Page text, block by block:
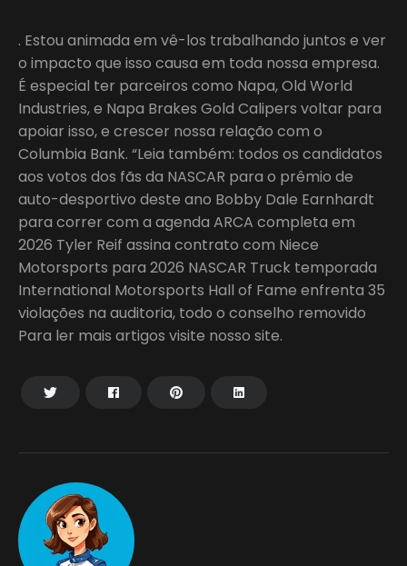
. Estou animada em vê-los trabalhando juntos e ver
o impacto que isso causa em toda nossa empresa.
É especial ter parceiros como Napa, Old World
Industries, e Napa Brakes Gold Calipers voltar para
apoiar isso, e crescer nossa relação com o
Columbia Bank. “Leia também: todos os candidatos
aos votos dos fãs da NASCAR para o prêmio de
auto-desportivo deste ano Bobby Dale Earnhardt
para correr com a agenda ARCA completa em
2026 Tyler Reif assina contrato com Niece
Motorsports para 2026 NASCAR Truck temporada
International Motorsports Hall of Fame enfrenta 35
violações na auditoria, todo o conselho removido
Para ler mais artigos visite nosso site.